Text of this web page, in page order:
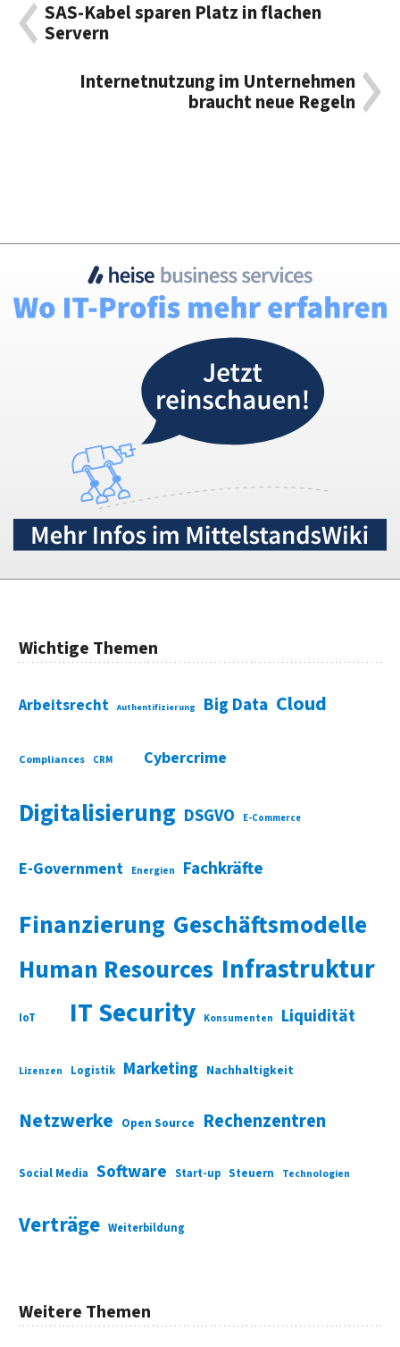
SAS-Kabel sparen Platz in flachen
Servern
Internetnutzung im Unternehmen
braucht neue Regeln
Wichtige Themen
Arbeitsrecht Authentifizierung Big Data Cloud
Compliances CRM Cybercrime
Digitalisierung DSGVO E-Commerce
E-Government Energien Fachkräfte
Finanzierung Geschäftsmodelle
Human Resources Infrastruktur
IoT IT Security Konsumenten Liquidität
Lizenzen Logistik Marketing Nachhaltigkeit
Netzwerke Open Source Rechenzentren
Social Media Software Start-up Steuern Technologien
Verträge Weiterbildung
Weitere Themen